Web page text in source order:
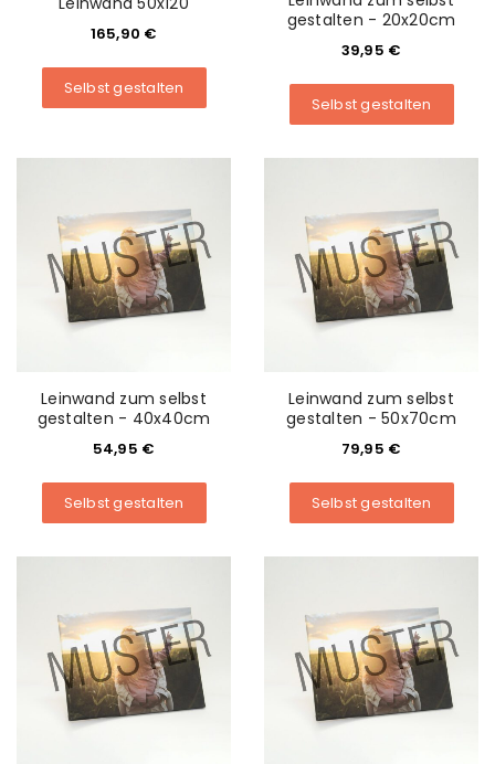
165,90 €
Selbst gestalten
gestalten - 20x20cm
39,95 €
Selbst gestalten
Leinwand zum selbst
gestalten - 40x40cm
54,95 €
Selbst gestalten
Leinwand zum selbst
gestalten - 50x70cm
79,95 €
Selbst gestalten